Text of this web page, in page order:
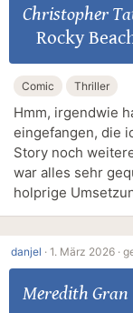
Christopher
Rocky
Comic Thriller
Hmm, irgendwie
eingefangen, die
Story noch
war alles sehr
holprige
danjel · 1. März 2026 ·
Meredith Gran